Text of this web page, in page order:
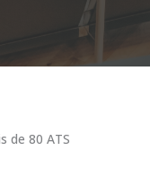
de 80 ATS